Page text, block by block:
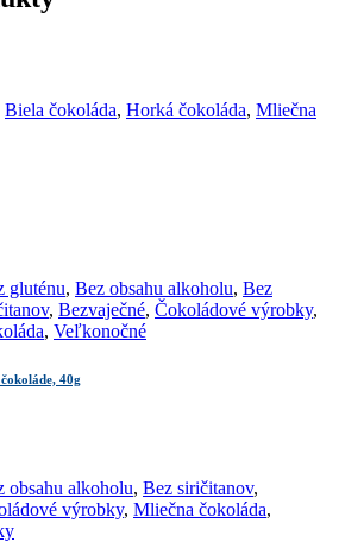
Biela čokoláda, Horká čokoláda, Mliečna
gluténu, Bez obsahu alkoholu, Bez
, Bezvaječné, Čokoládové výrobky,
, Veľkonočné
40g
obsahu alkoholu, Bez siričitanov,
výrobky, Mliečna čokoláda,